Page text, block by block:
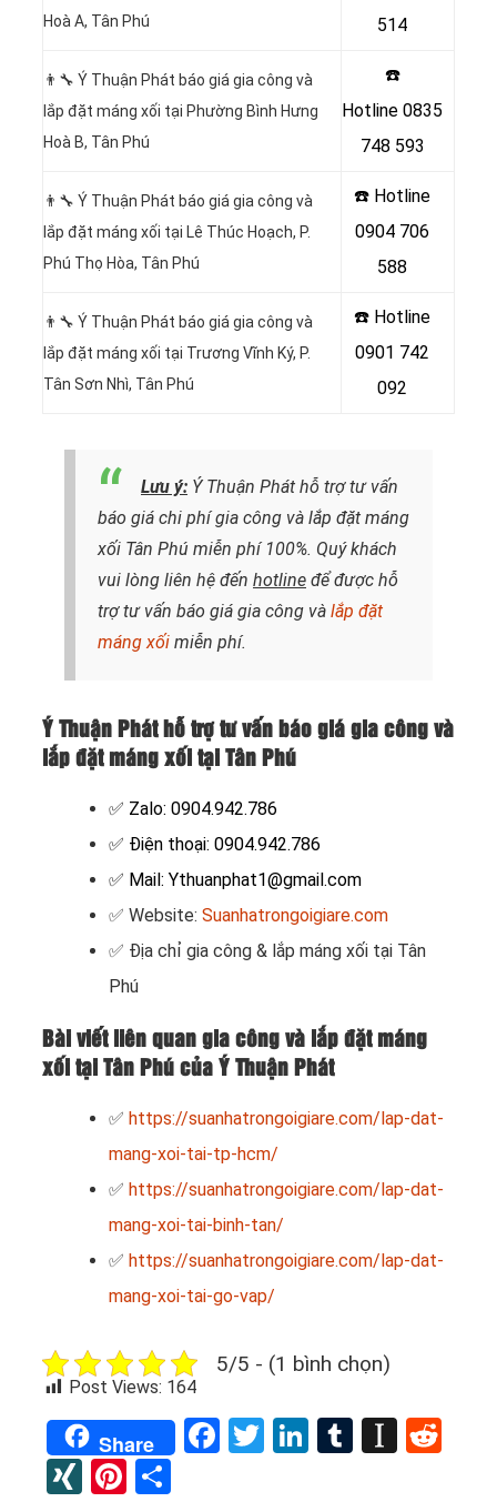
Hoà A, Tân Phú
514
👨‍🔧 Ý Thuận Phát báo giá gia công và
lắp đặt máng xối tại Phường Bình Hưng
Hoà B, Tân Phú
☎️
Hotline 0835
748 593
👨‍🔧 Ý Thuận Phát báo giá gia công và
lắp đặt máng xối tại Lê Thúc Hoạch, P.
Phú Thọ Hòa, Tân Phú
☎️ Hotline
0904 706
588
👨‍🔧 Ý Thuận Phát báo giá gia công và
lắp đặt máng xối tại Trương Vĩnh Ký, P.
Tân Sơn Nhì, Tân Phú
☎️ Hotline
0901 742
092
Lưu ý: Ý Thuận Phát hỗ trợ tư vấn
báo giá chi phí gia công và lắp đặt máng
xối Tân Phú miễn phí 100%. Quý khách
vui lòng liên hệ đến hotline để được hỗ
trợ tư vấn báo giá gia công và lắp đặt
máng xối miễn phí.
Ý Thuận Phát hỗ trợ tư vấn báo giá gia công và
lắp đặt máng xối tại Tân Phú
✅ Zalo: 0904.942.786
✅ Điện thoại: 0904.942.786
✅ Mail: Ythuanphat1@gmail.com
✅ Website: Suanhatrongoigiare.com
✅ Địa chỉ gia công & lắp máng xối tại Tân
Phú
Bài viết liên quan gia công và lắp đặt máng
xối tại Tân Phú của Ý Thuận Phát
✅ https://suanhatrongoigiare.com/lap-dat-
mang-xoi-tai-tp-hcm/
✅ https://suanhatrongoigiare.com/lap-dat-
mang-xoi-tai-binh-tan/
✅ https://suanhatrongoigiare.com/lap-dat-
mang-xoi-tai-go-vap/
5/5 - (1 bình chọn)
Post Views: 164
Share Facebook
TwitterLinkedIn
Tumblr
XINGPinterest